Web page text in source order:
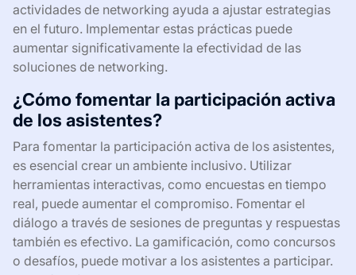
actividades de networking ayuda a ajustar estrategias
en el futuro. Implementar estas prácticas puede
aumentar significativamente la efectividad de las
soluciones de networking.
¿Cómo fomentar la participación activa
de los asistentes?
Para fomentar la participación activa de los asistentes,
es esencial crear un ambiente inclusivo. Utilizar
herramientas interactivas, como encuestas en tiempo
real, puede aumentar el compromiso. Fomentar el
diálogo a través de sesiones de preguntas y respuestas
también es efectivo. La gamificación, como concursos
o desafíos, puede motivar a los asistentes a participar.